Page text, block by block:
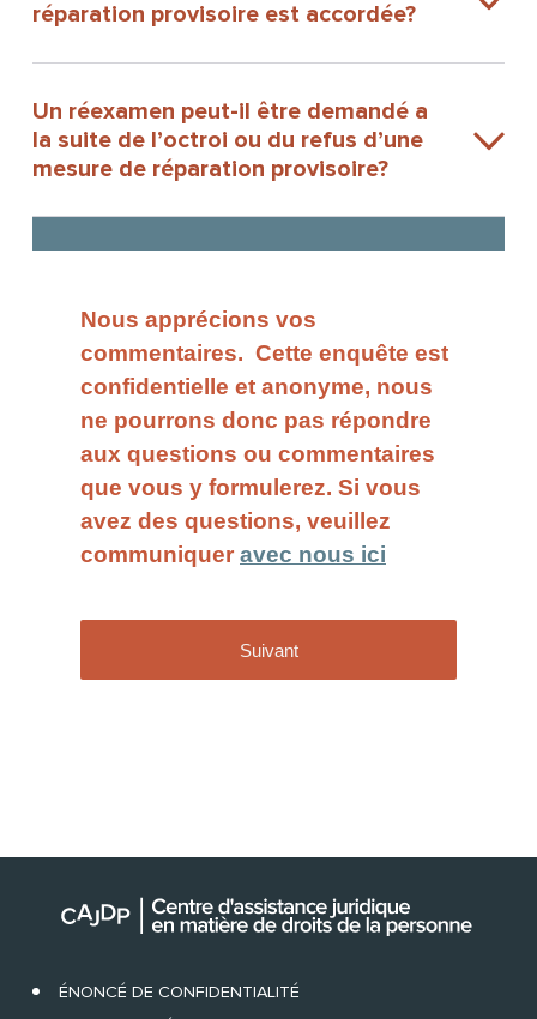
réparation provisoire est accordée?
Un réexamen peut-il être demandé a
la suite de l’octroi ou du refus d’une
mesure de réparation provisoire?
ÉNONCÉ DE CONFIDENTIALITÉ